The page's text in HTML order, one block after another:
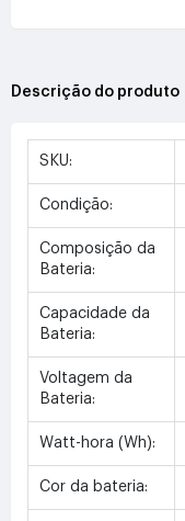
Descrição do produto
SKU:
Condição:
Composição da
Bateria:
Capacidade da
Bateria:
Voltagem da
Bateria:
Watt-hora (Wh):
Cor da bateria: